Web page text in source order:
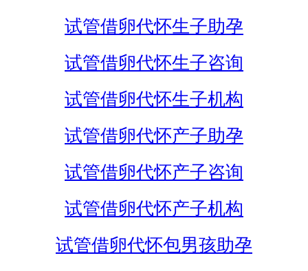
试管借卵代怀生子助孕
试管借卵代怀生子咨询
试管借卵代怀生子机构
试管借卵代怀产子助孕
试管借卵代怀产子咨询
试管借卵代怀产子机构
试管借卵代怀包男孩助孕